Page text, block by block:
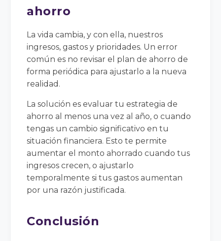
ahorro
La vida cambia, y con ella, nuestros
ingresos, gastos y prioridades. Un error
común es no revisar el plan de ahorro de
forma periódica para ajustarlo a la nueva
realidad.
La solución es evaluar tu estrategia de
ahorro al menos una vez al año, o cuando
tengas un cambio significativo en tu
situación financiera. Esto te permite
aumentar el monto ahorrado cuando tus
ingresos crecen, o ajustarlo
temporalmente si tus gastos aumentan
por una razón justificada.
Conclusión